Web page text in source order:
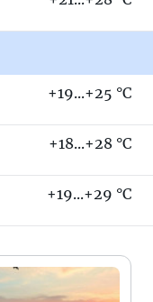
+19...+25 °C
+18...+28 °C
+19...+29 °C